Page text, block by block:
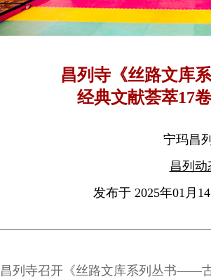
昌列寺《丝路文库
经典文献荟萃17
宁玛昌
昌列动
发布于 2025年01月
昌列寺召开《丝路文库系列丛书——